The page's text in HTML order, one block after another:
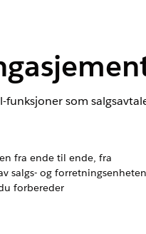
som
fra ende til ende, fra
salgs- og
forbereder